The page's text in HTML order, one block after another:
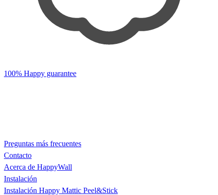
100% Happy guarantee
Preguntas más frecuentes
Contacto
Acerca de HappyWall
Instalación
Instalación Happy Mattic Peel&Stick